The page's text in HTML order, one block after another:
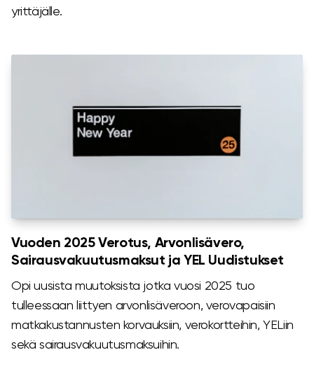
yrittäjälle.
Vuoden 2025 Verotus, Arvonlisävero,
Sairausvakuutusmaksut ja YEL Uudistukset
Opi uusista muutoksista jotka vuosi 2025 tuo
tulleessaan liittyen arvonlisäveroon, verovapaisiin
matkakustannusten korvauksiin, verokortteihin, YELiin
sekä sairausvakuutusmaksuihin.